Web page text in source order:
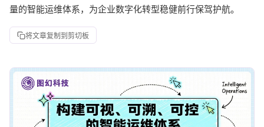
量的智能运维体系，为企业数字化转型稳健前行保驾护航。
将文章复制到剪切板